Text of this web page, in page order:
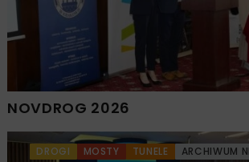
NOVDROG 2026
DROGI MOSTY TUNELE ARCHIWUM